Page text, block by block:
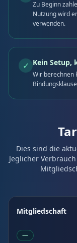
Zu Beginn
Nutzung wird
verwenden.
✓ Kein Setup,
Wir berechnen
Dies sind die
Jeglicher
Mitgliedschaft
—